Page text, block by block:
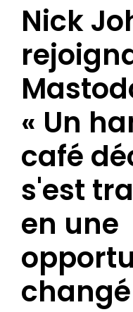
Nick
« Un
café
s'est
en une